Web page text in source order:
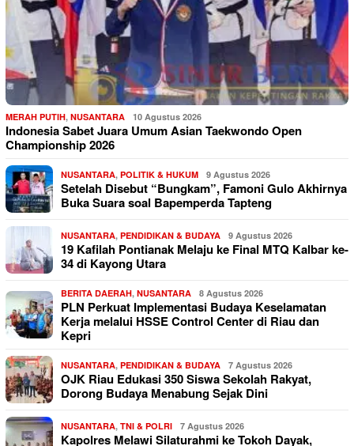
MERAH PUTIH, NUSANTARA 10 Agustus 2026
Indonesia Sabet Juara Umum Asian Taekwondo Open
Championship 2026
NUSANTARA, POLITIK & HUKUM 9 Agustus 2026
Setelah Disebut “Bungkam”, Famoni Gulo Akhirnya
Buka Suara soal Bapemperda Tapteng
NUSANTARA, PENDIDIKAN & BUDAYA 9 Agustus 2026
19 Kafilah Pontianak Melaju ke Final MTQ Kalbar ke-
34 di Kayong Utara
BERITA DAERAH, NUSANTARA 8 Agustus 2026
PLN Perkuat Implementasi Budaya Keselamatan
Kerja melalui HSSE Control Center di Riau dan
Kepri
NUSANTARA, PENDIDIKAN & BUDAYA 7 Agustus 2026
OJK Riau Edukasi 350 Siswa Sekolah Rakyat,
Dorong Budaya Menabung Sejak Dini
NUSANTARA, TNI & POLRI 7 Agustus 2026
Kapolres Melawi Silaturahmi ke Tokoh Dayak,